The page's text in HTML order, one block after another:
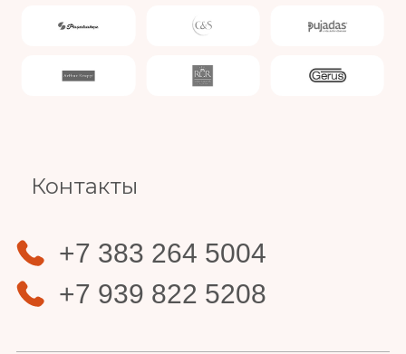
Контакты
+7 383 264 5004
+7 939 822 5208